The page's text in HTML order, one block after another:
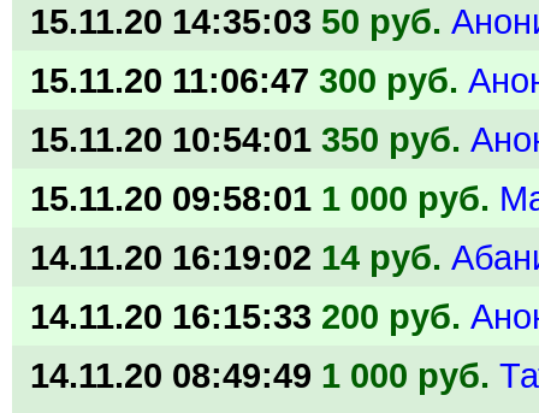
15.11.20 14:35:03 50 руб.
15.11.20 11:06:47 300 руб.
15.11.20 10:54:01 350 руб.
15.11.20 09:58:01 1 000 руб.
14.11.20 16:19:02 14 руб.
14.11.20 16:15:33 200 руб.
14.11.20 08:49:49 1 000 руб.